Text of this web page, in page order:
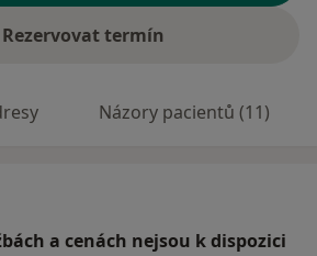
Rezervovat termín
Názory pacientů (11)
a cenách nejsou k dispozici